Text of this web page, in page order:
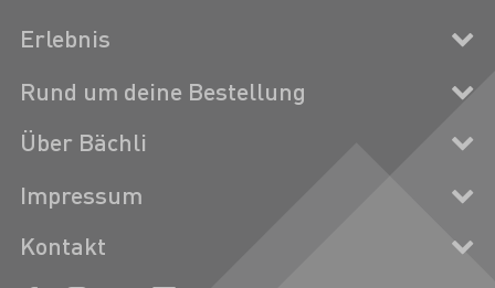
Erlebnis
Rund um deine Bestellung
Über Bächli
Impressum
Kontakt